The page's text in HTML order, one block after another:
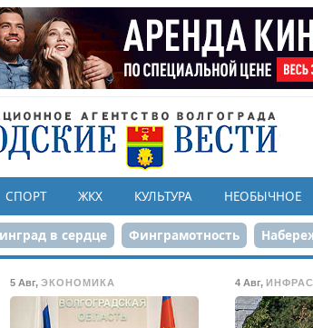
СПОРТ ЖКХ КУЛЬТУРА НЕОБЫЧНОЕ
в сердце Финграмотность
80-летие Победы Парк Героев-летчиков
5 Авг,ЭКОНОМИКА 4 Авг,